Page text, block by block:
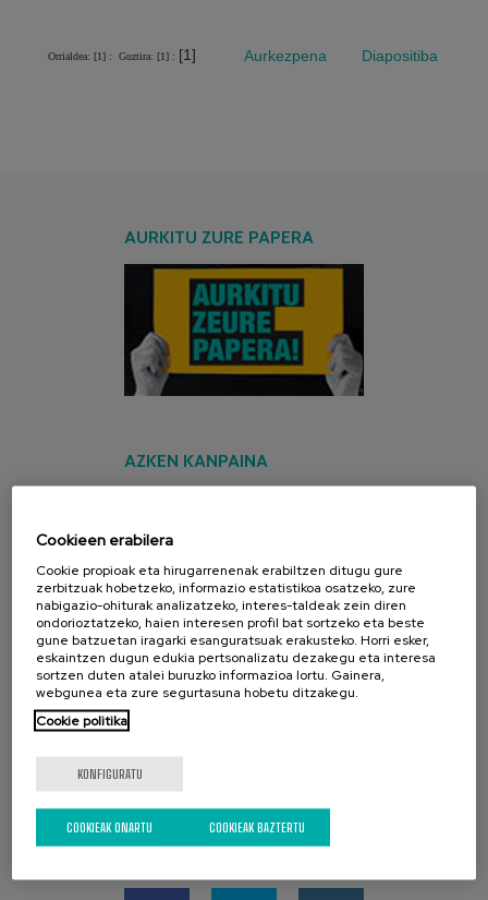
Orrialdea: [1] : Guztira: [1] : [1] Aurkezpena Diapositiba
AURKITU ZURE PAPERA
AZKEN KANPAINA
Cookieen erabilera
Cookie propioak eta hirugarrenenak erabiltzen ditugu gure
zerbitzuak hobetzeko, informazio estatistikoa osatzeko, zure
nabigazio-ohiturak analizatzeko, interes-taldeak zein diren
ondorioztatzeko, haien interesen profil bat sortzeko eta beste
gune batzuetan iragarki esanguratsuak erakusteko. Horri esker,
eskaintzen dugun edukia pertsonalizatu dezakegu eta interesa
sortzen duten atalei buruzko informazioa lortu. Gainera,
webgunea eta zure segurtasuna hobetu ditzakegu.
Cookie politika
KONFIGURATU
COOKIEAK BAZTERTU
COOKIEAK ONARTU